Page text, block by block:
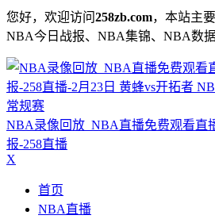
您好，欢迎访问258zb.com，本站主
NBA今日战报、NBA集锦、NBA数
NBA录像回放_NBA直播免费观看直
报-258直播
X
首页
NBA直播